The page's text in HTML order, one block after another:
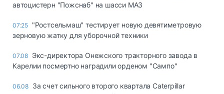
автоцистерн "Пожснаб" на шасси МАЗ
07:25 "Ростсельмаш" тестирует новую девятиметровую
зерновую жатку для уборочной техники
07.08 Экс-директора Онежского тракторного завода в
Карелии посмертно наградили орденом "Сампо"
06.08 За счет сильного второго квартала Caterpillar